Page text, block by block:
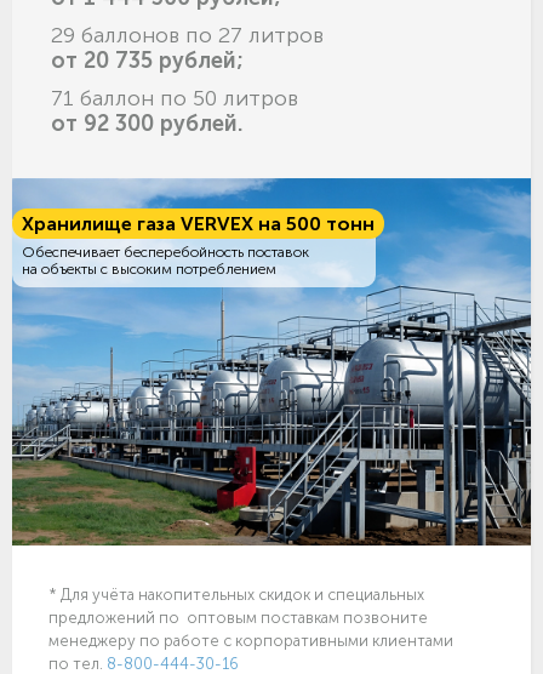
29 баллонов по 27 литров
от 20 735 рублей;
71 баллон по 50 литров
от 92 300 рублей.
Хранилище газа VERVEX на 500 тонн
Обеспечивает бесперебойность поставок
на объекты с высоким потреблением
* Для учёта накопительных скидок и специальных
предложений по оптовым поставкам позвоните
менеджеру по работе с корпоративными клиентами
по тел. 8-800-444-30-16